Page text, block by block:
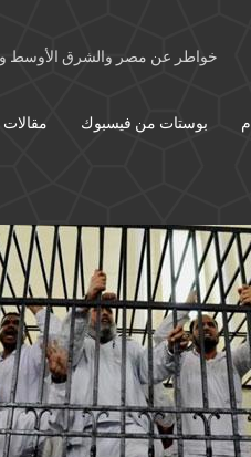
خواطر عن مصر والشرق الأوسط
بوستات من فيسبوك